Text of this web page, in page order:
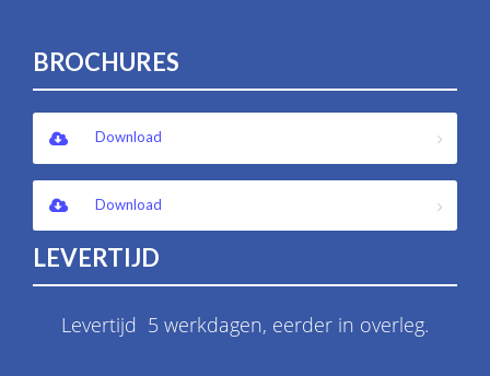
BROCHURES
Download
Download
LEVERTIJD
Levertijd 5 werkdagen, eerder in overleg.